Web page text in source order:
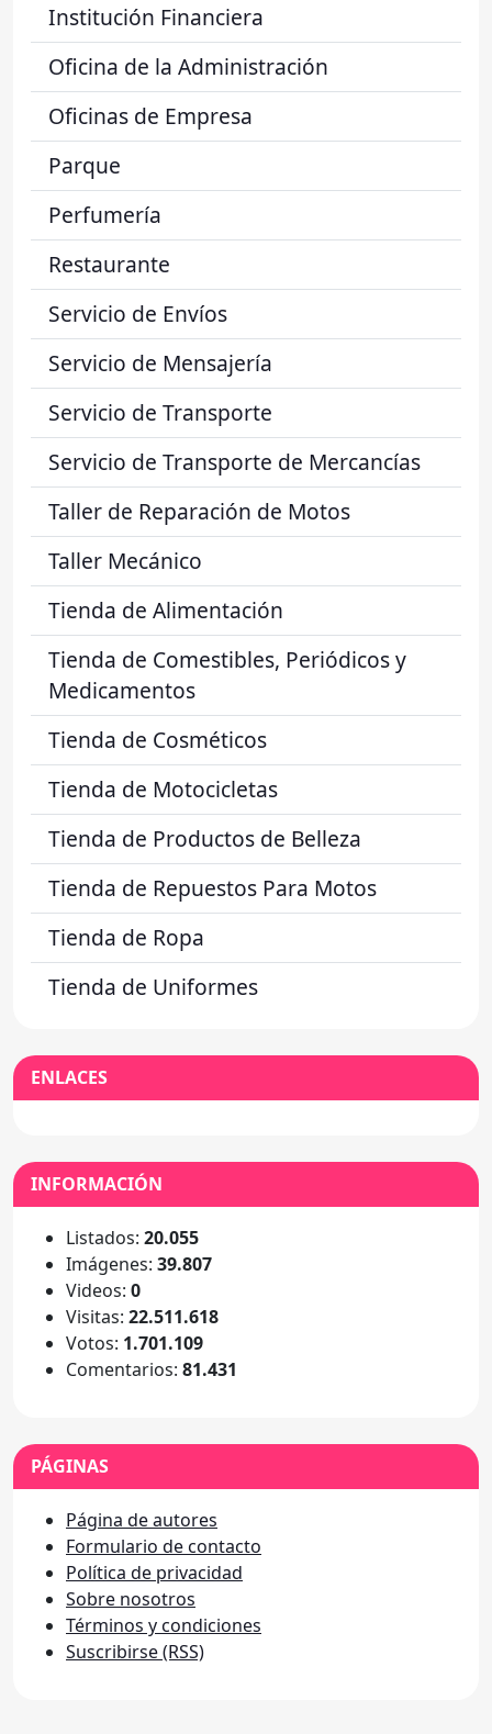
Institución Financiera
Oficina de la Administración
Oficinas de Empresa
Parque
Perfumería
Restaurante
Servicio de Envíos
Servicio de Mensajería
Servicio de Transporte
Servicio de Transporte de Mercancías
Taller de Reparación de Motos
Taller Mecánico
Tienda de Alimentación
Tienda de Comestibles, Periódicos y
Medicamentos
Tienda de Cosméticos
Tienda de Motocicletas
Tienda de Productos de Belleza
Tienda de Repuestos Para Motos
Tienda de Ropa
Tienda de Uniformes
ENLACES
INFORMACIÓN
Listados: 20.055
Imágenes: 39.807
Videos: 0
Visitas: 22.511.618
Votos: 1.701.109
Comentarios: 81.431
PÁGINAS
Página de autores
Formulario de contacto
Política de privacidad
Sobre nosotros
Términos y condiciones
Suscribirse (RSS)